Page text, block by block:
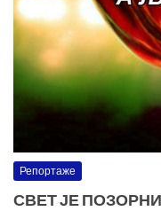
Репортаже
СВЕТ ЈЕ